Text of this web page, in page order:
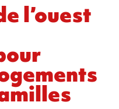
l’ouest